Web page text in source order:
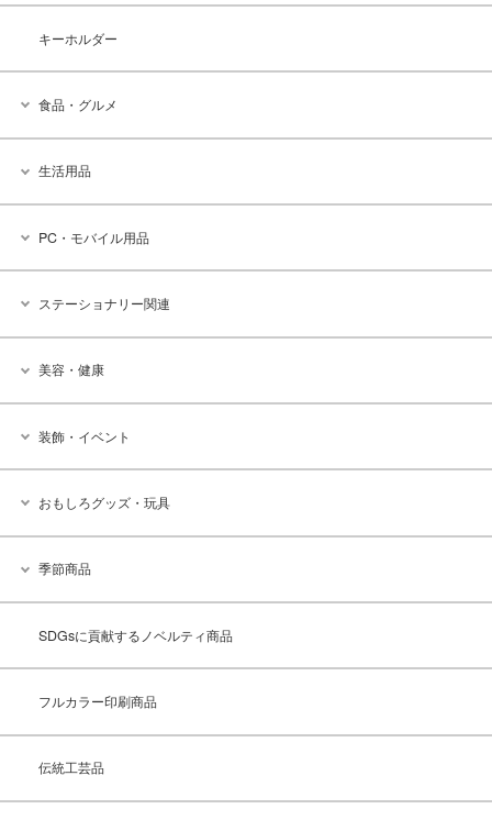
キーホルダー
食品・グルメ
生活用品
PC・モバイル用品
ステーショナリー関連
美容・健康
装飾・イベント
おもしろグッズ・玩具
季節商品
SDGsに貢献するノベルティ商品
フルカラー印刷商品
伝統工芸品